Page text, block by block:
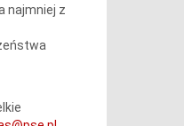
najmniej z